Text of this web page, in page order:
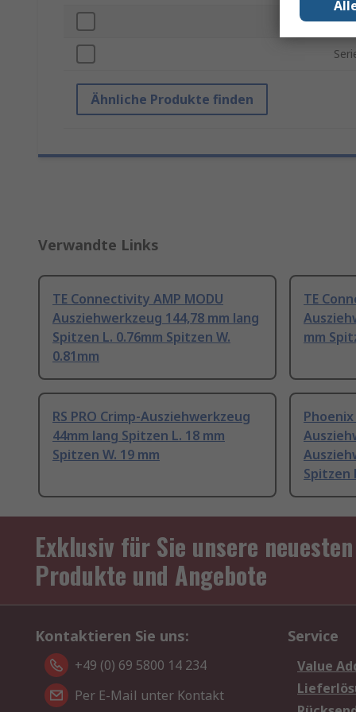
Ähnliche Produkte finden
Verwandte Links
TE Connectivity AMP MODU
Ausziehwerkzeug 144,78 mm lang
Spitzen L. 0.76mm Spitzen W.
0.81mm
TE
mm
RS PRO Crimp-Ausziehwerkzeug
44mm lang Spitzen L. 18 mm
Spitzen W. 19 mm
Spitzen
Exklusiv für Sie unsere neuesten
Produkte und Angebote
Kontaktieren Sie uns:
+49 (0) 69 5800 14 234
Per E-Mail unter Kontakt
Service
Value